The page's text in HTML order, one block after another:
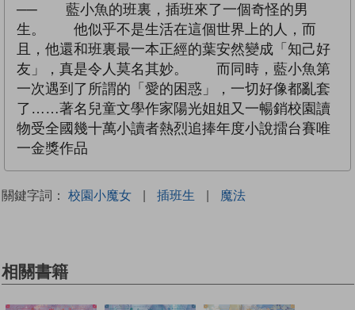
── 藍小魚的班裏，插班來了一個奇怪的男
生。 他似乎不是生活在這個世界上的人，而
且，他還和班裏最一本正經的葉安然變成「知己好
友」，真是令人莫名其妙。 而同時，藍小魚第
一次遇到了所謂的「愛的困惑」，一切好像都亂套
了……著名兒童文學作家陽光姐姐又一暢銷校園讀
物受全國幾十萬小讀者熱烈追捧年度小說擂台賽唯
一金獎作品
關鍵字詞： 校園小魔女 | 插班生 | 魔法
相關書籍